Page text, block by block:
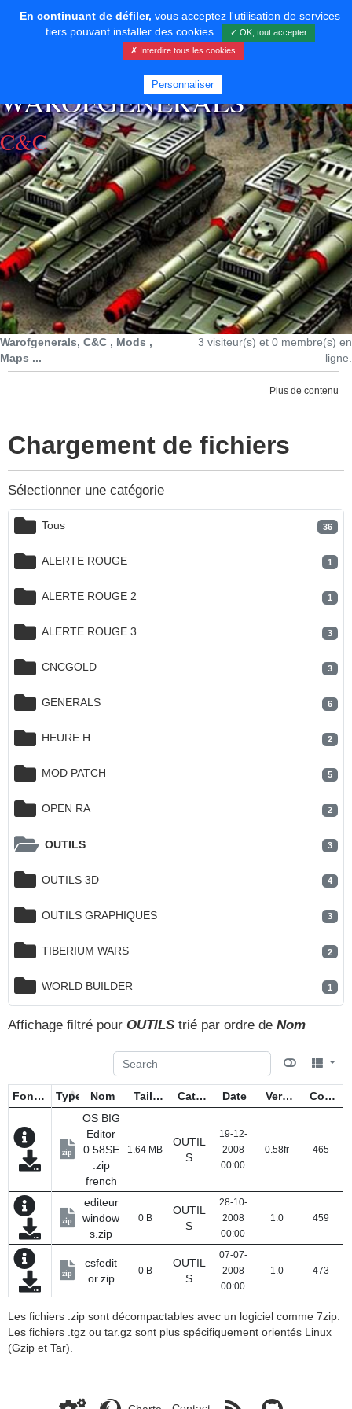
⚡ SOUTENIR LE DÉVELOPPEMENT
WAROFGENERALS
C&C
Warofgenerals, C&C , Mods ,
Maps ...
3 visiteur(s) et 0 membre(s) en
ligne.
Plus de contenu
Chargement de fichiers
Sélectionner une catégorie
Tous 36
ALERTE ROUGE 1
ALERTE ROUGE 2 1
ALERTE ROUGE 3 3
CNCGOLD 3
GENERALS 6
HEURE H 2
MOD PATCH 5
OPEN RA 2
OUTILS 3
OUTILS 3D 4
OUTILS GRAPHIQUES 3
TIBERIUM WARS 2
WORLD BUILDER 1
Affichage filtré pourOUTILS trié par ordre deNom
Fonctions Type Nom Taille Catégorie Date Version Compteur
zip
OS BIG
Editor
0.58SE
.zip
french
1.64 MB
OUTIL
S
19-12-
2008
00:00
0.58fr 465
zip
editeur
window
s.zip
0 B
OUTIL
S
28-10-
2008
00:00
1.0 459
zip
csfedit
or.zip
0 B
OUTIL
S
07-07-
2008
00:00
1.0 473
Les fichiers .zip sont décompactables avec un logiciel comme 7zip.
Les fichiers .tgz ou tar.gz sont plus spécifiquement orientés Linux
(Gzip et Tar).
En continuant de défiler, vous acceptez l'utilisation de services
tiers pouvant installer des cookies
✓ OK, tout accepter
✗ Interdire tous les cookies
Personnaliser